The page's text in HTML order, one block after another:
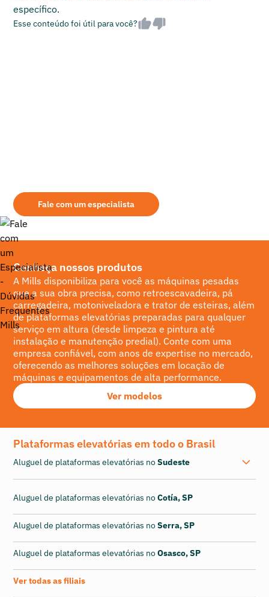
específico.
Esse conteúdo foi útil para você?
Fale com um especialista
Conheça nossos produtos
A Mills disponibiliza para você as máquinas pesadas
que a sua obra precisa, como retroescavadeira, pá
carregadeira, motoniveladora e trator de esteiras, além
de plataformas elevatórias preparadas para qualquer
serviço em altura (desde limpeza e pintura até
instalação e manutenção predial). Conte com uma
empresa confiável, com anos de expertise no mercado,
oferecendo as melhores soluções em locação de
máquinas e equipamentos de alta performance.
Ver modelos
Plataformas elevatórias em todo o Brasil
Aluguel de plataformas elevatórias noSudeste
Aluguel de plataformas elevatórias noCotía, SP
Aluguel de plataformas elevatórias noSerra, SP
Aluguel de plataformas elevatórias noOsasco, SP
Ver todas as filiais